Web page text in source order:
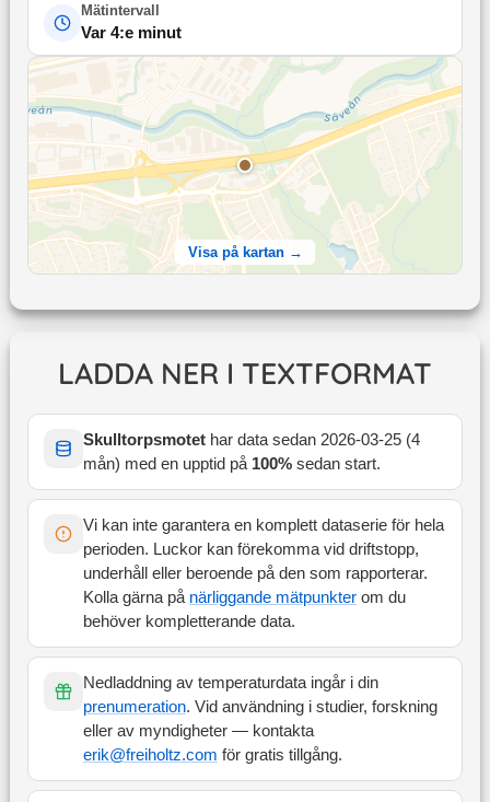
Mätintervall
Var 4:e minut
Visa på kartan →
LADDA NER I TEXTFORMAT
Skulltorpsmotethar data sedan 2026-03-25(4
mån) med en upptid på 100% sedan start.
Vi kan inte garantera en komplett dataserie för hela
perioden. Luckor kan förekomma vid driftstopp,
underhåll eller beroende på den som rapporterar.
Kolla gärna på närliggande mätpunkterom du
behöver kompletterande data.
Nedladdning av temperaturdata ingår i din
prenumeration. Vid användning i studier, forskning
eller av myndigheter — kontakta
erik@freiholtz.com för gratis tillgång.